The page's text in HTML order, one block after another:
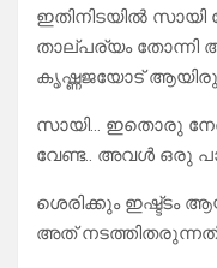
ഇതിനിടയിൽ
താല്പര്യം
കൃഷ്ണജയോട്
സായി… ഇതൊരു
വേണ്ട.. അവൾ ഒരു
ശെരിക്കും ഇഷ്ട്ടം
അത്